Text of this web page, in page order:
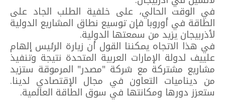
في الوقت الحالي، على خلفية الطلب الجاد على
الطاقة في أوروبا فإن توسيع نطاق المشاريع الدولية
لأذربيجان يزيد من سمعتها الدولية.
في هذا الاتجاه يمكننا القول أن زيارة الرئيس إلهام
علييف لدولة الإمارات العربية المتحدة نتيجة وتنفيذ
مشاريع مشتركة مع شركة "مصدر" المرموقة ستزيد
من ديناميات التعاون في مجال الإقتصادي لدينا.
ستعزز دورها ومكانتها في سوق الطاقة العالمية.